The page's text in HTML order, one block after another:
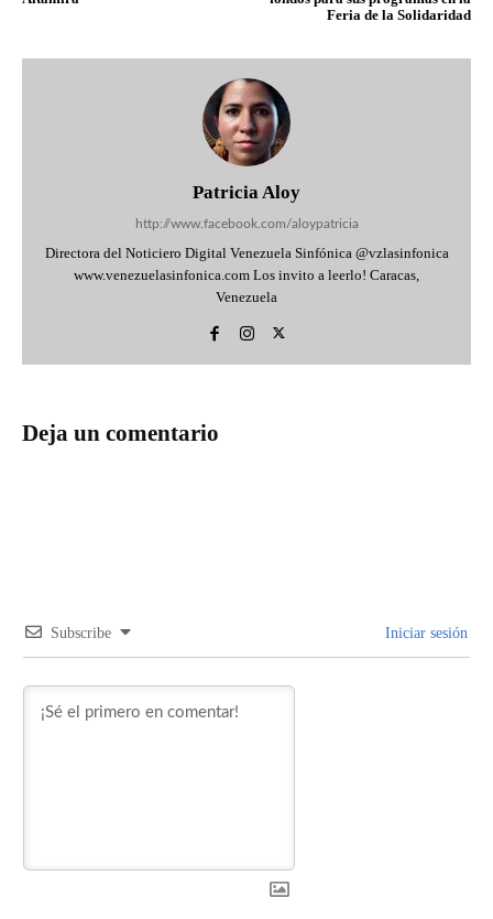
Feria de la Solidaridad
Patricia Aloy
http://www.facebook.com/aloypatricia
Directora del Noticiero Digital Venezuela Sinfónica @vzlasinfonica
www.venezuelasinfonica.com Los invito a leerlo! Caracas,
Venezuela
Deja un comentario
Subscribe Iniciar sesión